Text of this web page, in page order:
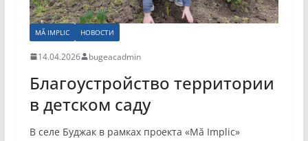
MĂ IMPLIC НОВОСТИ
14.04.2026 bugeacadmin
Благоустройство территории
в детском саду
В селе Буджак в рамках проекта «Mă Implic»